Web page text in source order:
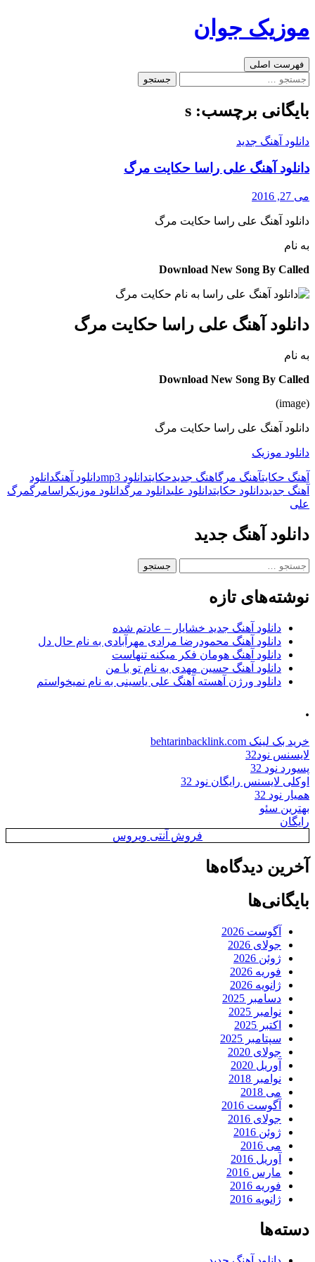
به
موزیک جوان
جست‌وجو
فهرست اصلی
جستجو
بایگانی برچسب: s
دانلود آهنگ جدید
دانلود آهنگ علی راسا حکایت مرگ
می 27, 2016
دانلود آهنگ علی راسا حکایت مرگ
به نام
Download New Song By Called
دانلود آهنگ علی راسا حکایت مرگ
به نام
Download New Song By Called
(image)
دانلود آهنگ علی راسا حکایت مرگ
دانلود موزیک
آهنگ حکایتآهنگ مرگاهنگ جدیدحکایتدانلود mp3 دانلود آهنگدانلود
آهنگ جدیددانلود حکایتدانلود علیدانلود مرگدانلود موزیکراسامرگمرگ
علی
دانلود آهنگ جدید
جستجو
نوشته‌های تازه
دانلود آهنگ جدید خشایار – عادتم شده
دانلود آهنگ محمودرضا مرادی مهرآبادی به نام حال دل
دانلود آهنگ هومان فکر میکنه تنهاست
دانلود آهنگ حسین مهدی به نام تو با من
دانلود ورژن آهسته آهنگ علی یاسینی به نام نمیخواستم
.
خرید بک لینک behtarinbacklink.com
لایسنس نود32
پسورد نود 32
اوکلی لایسنس رایگان نود 32
همیار نود 32
بهترین سئو
رایگان
فروش آنتی ویروس
آخرین دیدگاه‌ها
بایگانی‌ها
آگوست 2026
جولای 2026
ژوئن 2026
فوریه 2026
ژانویه 2026
دسامبر 2025
نوامبر 2025
اکتبر 2025
سپتامبر 2025
جولای 2020
آوریل 2020
نوامبر 2018
می 2018
آگوست 2016
جولای 2016
ژوئن 2016
می 2016
آوریل 2016
مارس 2016
فوریه 2016
ژانویه 2016
دسته‌ها